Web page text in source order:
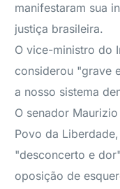
manifestaram sua
justiça brasileira.
O vice-ministro do
considerou "grave
a nosso sistema
O senador
Povo da
"desconcerto e
oposição de